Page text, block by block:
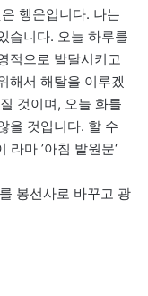
행운입니다. 나는
습니다. 오늘 하루를
적으로 발달시키고
해서 해탈을 이루겠
것이며, 오늘 화를
을 것입니다. 할 수
마 ’아침 발원문‘
봉선사로 바꾸고 광